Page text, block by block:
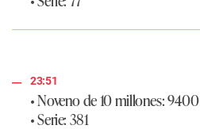
23:51
• Noveno de 10 millones: 9400
• Serie: 381